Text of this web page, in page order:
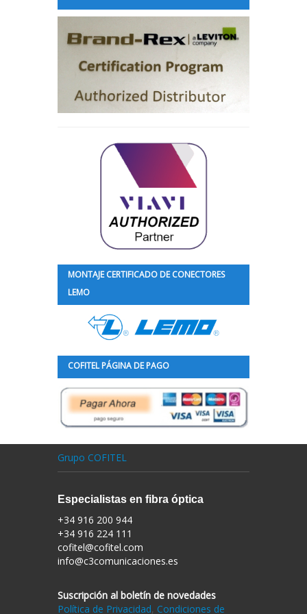
MONTAJE CERTIFICADO DE CONECTORES
LEMO
COFITEL PÁGINA DE PAGO
Grupo COFITEL
Especialistas en fibra óptica
+34 916 200 944
+34 916 224 111
cofitel@cofitel.com
info@c3comunicaciones.es
Suscripción al boletín de novedades
Política de Privacidad, Condiciones de